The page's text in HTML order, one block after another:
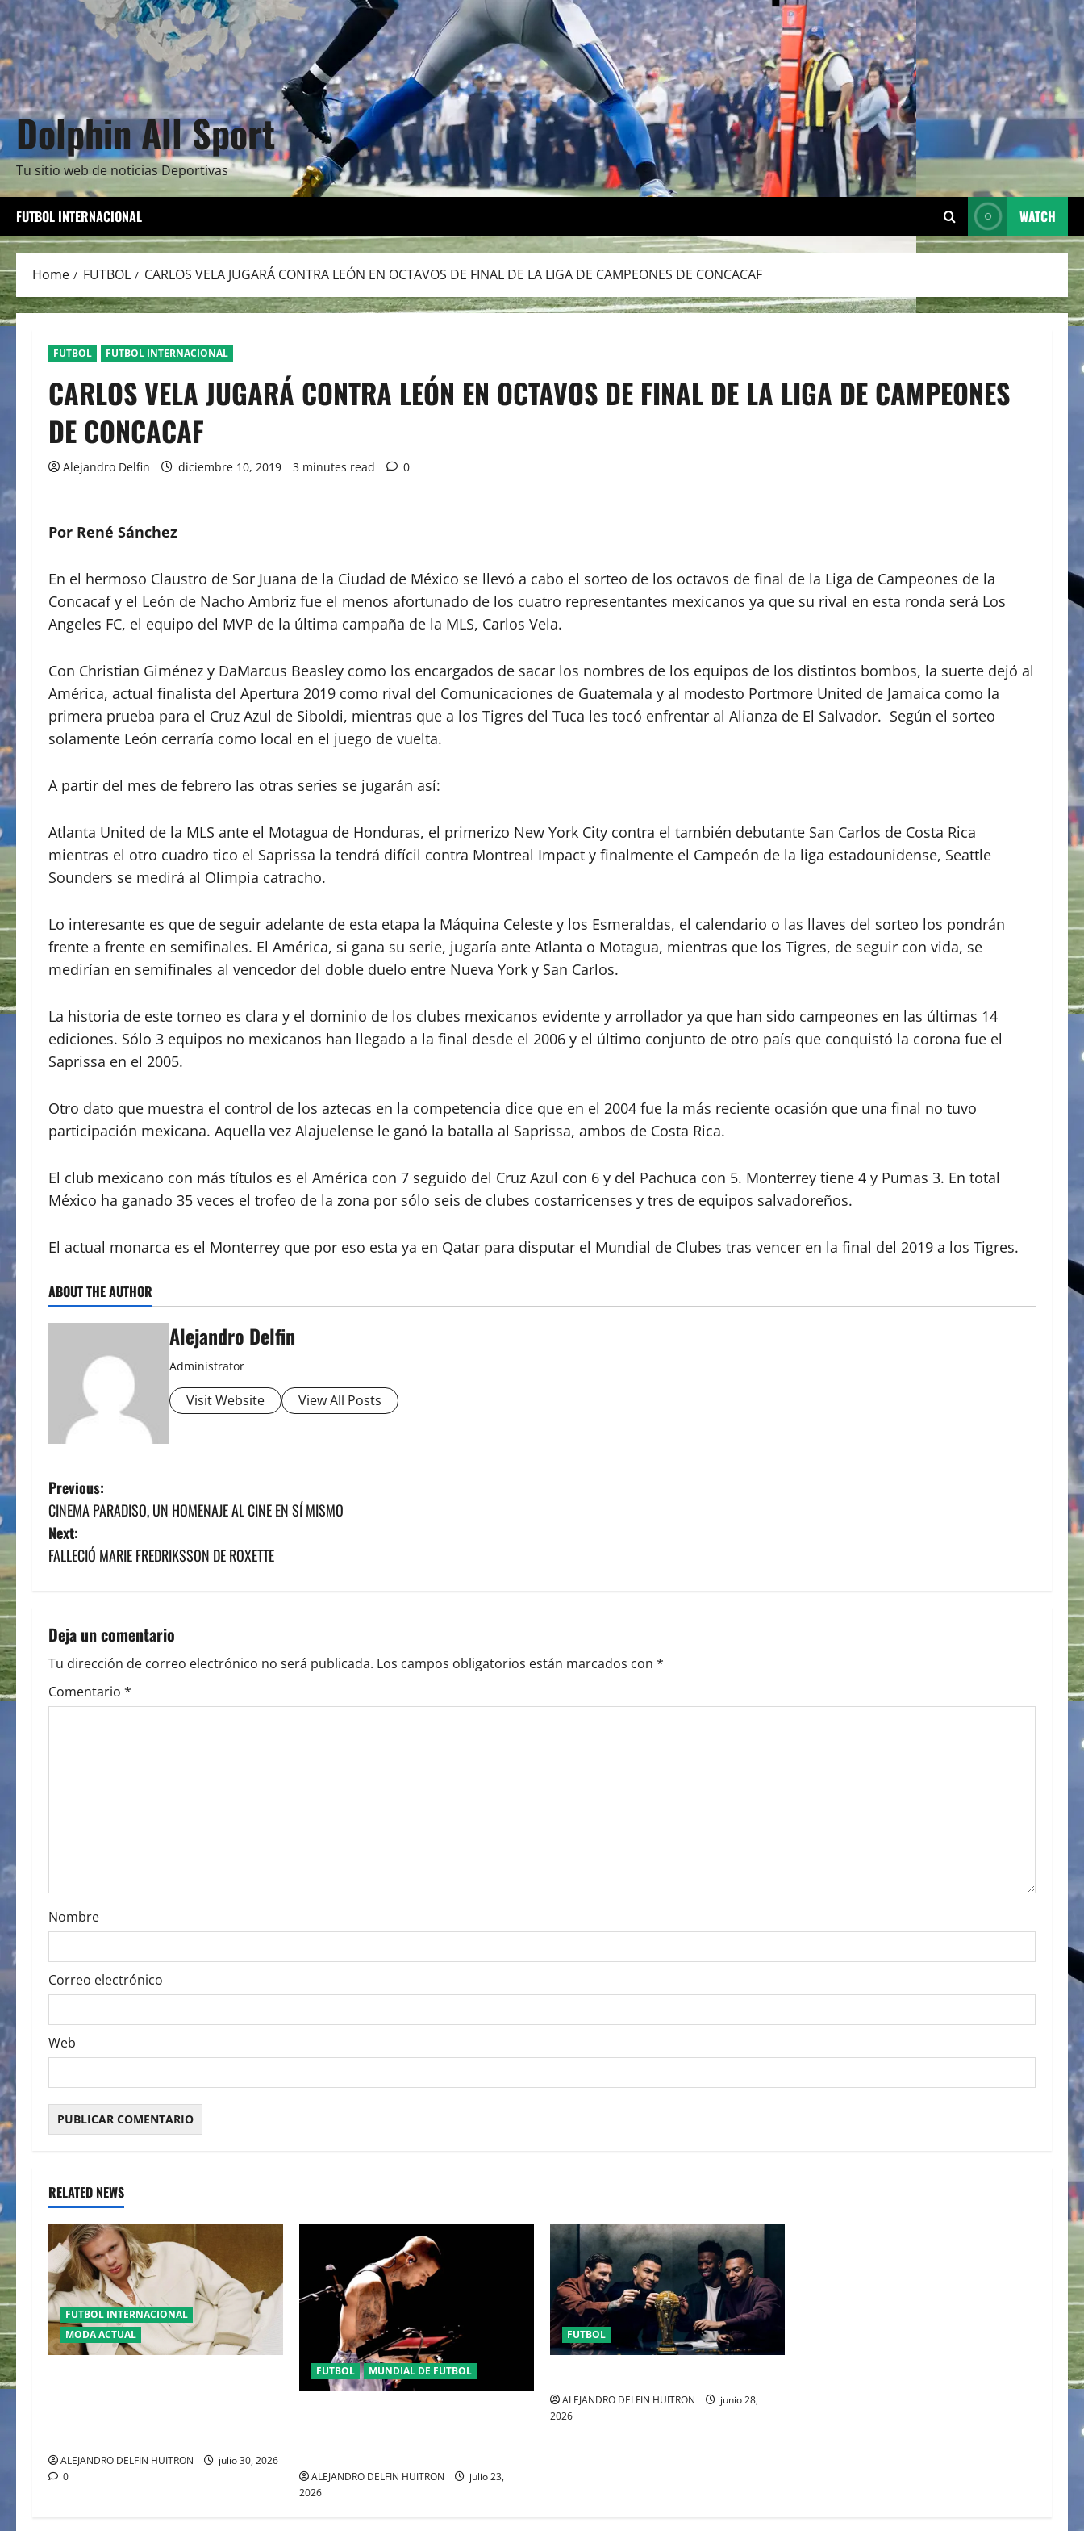
Dolphin All Sport
Tu sitio web de noticias Deportivas
FUTBOL INTERNACIONAL WATCH
Home FUTBOL CARLOS VELA JUGARÁ CONTRA LEÓN EN OCTAVOS DE FINAL DE LA LIGA DE CAMPEONES DE CONCACAF
FUTBOL FUTBOL INTERNACIONAL
CARLOS VELA JUGARÁ CONTRA LEÓN EN OCTAVOS DE FINAL DE LA LIGA DE CAMPEONES
DE CONCACAF
Alejandro Delfin diciembre 10, 2019 3 minutes read 0
Por René Sánchez
En el hermoso Claustro de Sor Juana de la Ciudad de México se llevó a cabo el sorteo de los octavos de final de la Liga de Campeones de la
Concacaf y el León de Nacho Ambriz fue el menos afortunado de los cuatro representantes mexicanos ya que su rival en esta ronda será Los
Angeles FC, el equipo del MVP de la última campaña de la MLS, Carlos Vela.
Con Christian Giménez y DaMarcus Beasley como los encargados de sacar los nombres de los equipos de los distintos bombos, la suerte dejó al
América, actual finalista del Apertura 2019 como rival del Comunicaciones de Guatemala y al modesto Portmore United de Jamaica como la
primera prueba para el Cruz Azul de Siboldi, mientras que a los Tigres del Tuca les tocó enfrentar al Alianza de El Salvador. Según el sorteo
solamente León cerraría como local en el juego de vuelta.
A partir del mes de febrero las otras series se jugarán así:
Atlanta United de la MLS ante el Motagua de Honduras, el primerizo New York City contra el también debutante San Carlos de Costa Rica
mientras el otro cuadro tico el Saprissa la tendrá difícil contra Montreal Impact y finalmente el Campeón de la liga estadounidense, Seattle
Sounders se medirá al Olimpia catracho.
Lo interesante es que de seguir adelante de esta etapa la Máquina Celeste y los Esmeraldas, el calendario o las llaves del sorteo los pondrán
frente a frente en semifinales. El América, si gana su serie, jugaría ante Atlanta o Motagua, mientras que los Tigres, de seguir con vida, se
medirían en semifinales al vencedor del doble duelo entre Nueva York y San Carlos.
La historia de este torneo es clara y el dominio de los clubes mexicanos evidente y arrollador ya que han sido campeones en las últimas 14
ediciones. Sólo 3 equipos no mexicanos han llegado a la final desde el 2006 y el último conjunto de otro país que conquistó la corona fue el
Saprissa en el 2005.
Otro dato que muestra el control de los aztecas en la competencia dice que en el 2004 fue la más reciente ocasión que una final no tuvo
participación mexicana. Aquella vez Alajuelense le ganó la batalla al Saprissa, ambos de Costa Rica.
El club mexicano con más títulos es el América con 7 seguido del Cruz Azul con 6 y del Pachuca con 5. Monterrey tiene 4 y Pumas 3. En total
México ha ganado 35 veces el trofeo de la zona por sólo seis de clubes costarricenses y tres de equipos salvadoreños.
El actual monarca es el Monterrey que por eso esta ya en Qatar para disputar el Mundial de Clubes tras vencer en la final del 2019 a los Tigres.
ABOUT THE AUTHOR
Alejandro Delfin
Administrator
Visit Website View All Posts
P
o
s
n
a
v
o
n
Previous:
CINEMA PARADISO, UN HOMENAJE AL CINE EN SÍ MISMO
Next:
FALLECIÓ MARIE FREDRIKSSON DE ROXETTE
Deja un comentario
Tu dirección de correo electrónico no será publicada. Los campos obligatorios están marcados con *
Comentario *
Nombre
Correo electrónico
Web
RELATED NEWS
FUTBOL INTERNACIONAL
MODA ACTUAL
ALEJANDRO DELFIN HUITRON
julio 30, 2026
0
FUTBOL MUNDIAL DE FUTBOL
ALEJANDRO DELFIN HUITRON
julio 23,
2026
FUTBOL
ALEJANDRO DELFIN HUITRON
junio 28,
2026